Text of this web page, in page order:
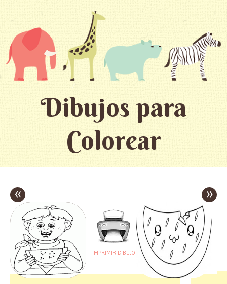
Dibujos para
Colorear
«
IMPRIMIR DIBUJO
»